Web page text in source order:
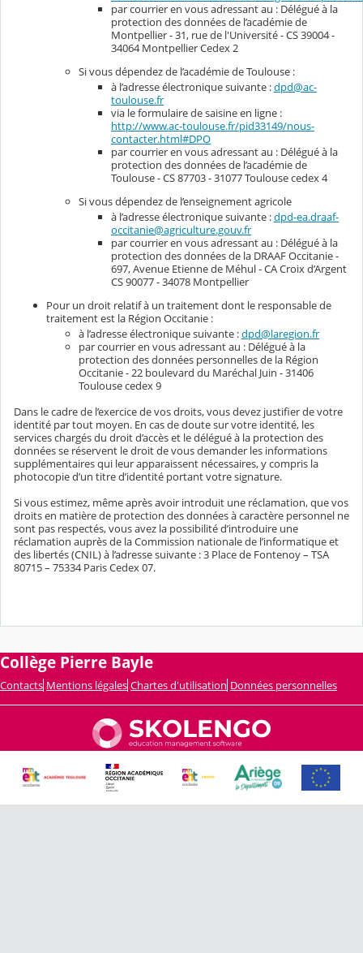
par courrier en vous adressant au : Délégué à la
protection des données de l’académie de
Montpellier - 31, rue de l'Université - CS 39004 -
34064 Montpellier Cedex 2
Si vous dépendez de l’académie de Toulouse :
à l’adresse électronique suivante :dpd@ac-
toulouse.fr
via le formulaire de saisine en ligne :
http://www.ac-toulouse.fr/pid33149/nous-
contacter.html#DPO
par courrier en vous adressant au : Délégué à la
protection des données de l’académie de
Toulouse - CS 87703 - 31077 Toulouse cedex 4
Si vous dépendez de l’enseignement agricole
à l’adresse électronique suivante :dpd-ea.draaf-
occitanie@agriculture.gouv.fr
par courrier en vous adressant au : Délégué à la
protection des données de la DRAAF Occitanie -
697, Avenue Etienne de Méhul - CA Croix d’Argent
CS 90077 - 34078 Montpellier
Pour un droit relatif à un traitement dont le responsable de
traitement est la Région Occitanie :
à l’adresse électronique suivante :dpd@laregion.fr
par courrier en vous adressant au : Délégué à la
protection des données personnelles de la Région
Occitanie - 22 boulevard du Maréchal Juin - 31406
Toulouse cedex 9
Dans le cadre de l’exercice de vos droits, vous devez justifier de votre
identité par tout moyen. En cas de doute sur votre identité, les
services chargés du droit d’accès et le délégué à la protection des
données se réservent le droit de vous demander les informations
supplémentaires qui leur apparaissent nécessaires, y compris la
photocopie d’un titre d’identité portant votre signature.
Si vous estimez, même après avoir introduit une réclamation, que vos
droits en matière de protection des données à caractère personnel ne
sont pas respectés, vous avez la possibilité d’introduire une
réclamation auprès de la Commission nationale de l’informatique et
des libertés (CNIL) à l’adresse suivante : 3 Place de Fontenoy – TSA
80715 – 75334 Paris Cedex 07.
Collège Pierre Bayle
Contacts Mentions légales Chartes d'utilisation Données personnelles